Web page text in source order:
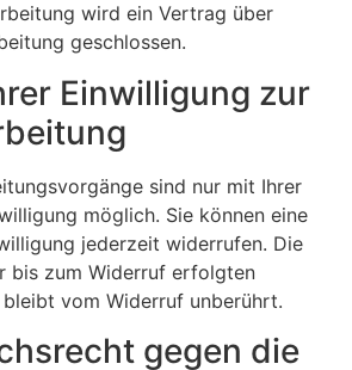
wird ein Vertrag über
geschlossen.
Einwilligung zur
sind nur mit Ihrer
möglich. Sie können eine
jederzeit widerrufen. Die
bis zum Widerruf erfolgten
vom Widerruf unberührt.
gegen die